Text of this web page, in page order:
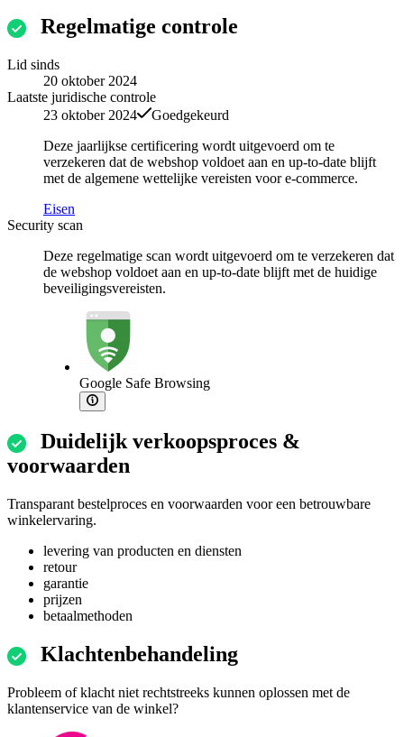
Regelmatige controle
Lid sinds
20 oktober 2024
Laatste juridische controle
23 oktober 2024
Goedgekeurd
Deze jaarlijkse certificering wordt uitgevoerd om te
verzekeren dat de webshop voldoet aan en up-to-date blijft
met de algemene wettelijke vereisten voor e-commerce.
Eisen
Security scan
Deze regelmatige scan wordt uitgevoerd om te verzekeren dat
de webshop voldoet aan en up-to-date blijft met de huidige
beveiligingsvereisten.
Google Safe Browsing
Duidelijk verkoopsproces &
voorwaarden
Transparant bestelproces en voorwaarden voor een betrouwbare
winkelervaring.
levering van producten en diensten
retour
garantie
prijzen
betaalmethoden
Klachtenbehandeling
Probleem of klacht niet rechtstreeks kunnen oplossen met de
klantenservice van de winkel?